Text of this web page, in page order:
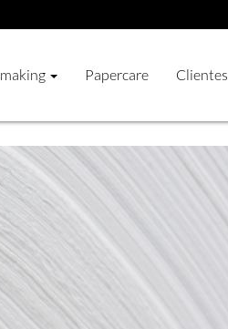
Papercare Clientes